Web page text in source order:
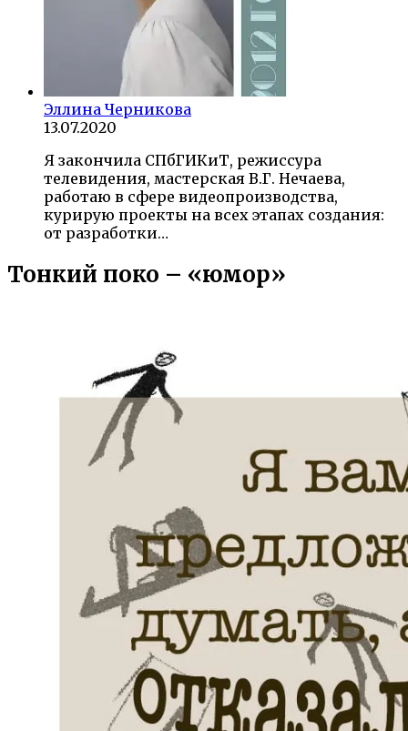
Эллина Черникова
13.07.2020
Я закончила СПбГИКиТ, режиссура
телевидения, мастерская В.Г. Нечаева,
работаю в сфере видеопроизводства,
курирую проекты на всех этапах создания:
от разработки…
Тонкий поко – «юмор»